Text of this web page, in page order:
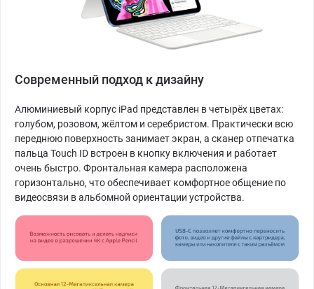
Современный подход к дизайну
Алюминиевый корпус iPad представлен в четырёх цветах:
голубом, розовом, жёлтом и серебристом. Практически всю
переднюю поверхность занимает экран, а сканер отпечатка
пальца Touch ID встроен в кнопку включения и работает
очень быстро. Фронтальная камера расположена
горизонтально, что обеспечивает комфортное общение по
видеосвязи в альбомной ориентации устройства.